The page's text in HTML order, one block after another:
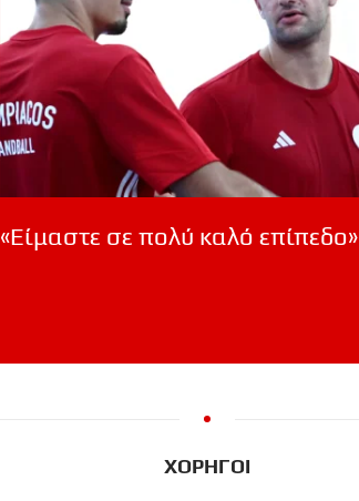
«Είμαστε σε πολύ καλό επίπεδο»
ΧΟΡΗΓΟΙ